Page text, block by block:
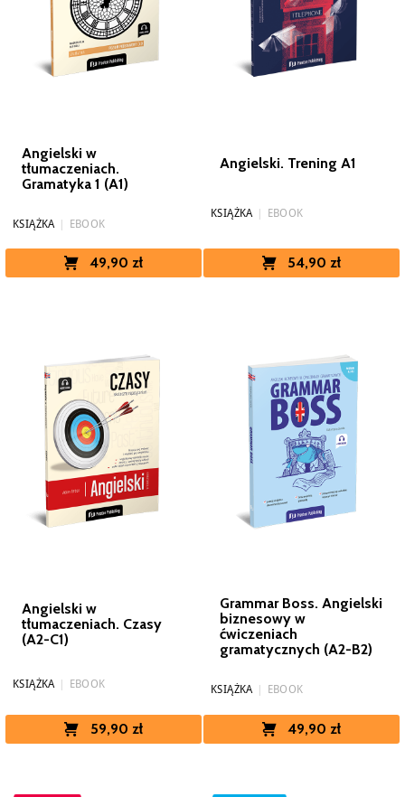
Angielski w
tłumaczeniach.
Gramatyka 1 (A1)
KSIĄŻKA | EBOOK
49,90 zł
Angielski. Trening A1
KSIĄŻKA EBOOK
54,90 zł
Angielski w
tłumaczeniach. Czasy
(A2-C1)
KSIĄŻKA EBOOK
59,90 zł
Grammar Boss. Angielski
biznesowy w
ćwiczeniach
gramatycznych (A2-B2)
KSIĄŻKA EBOOK
49,90 zł